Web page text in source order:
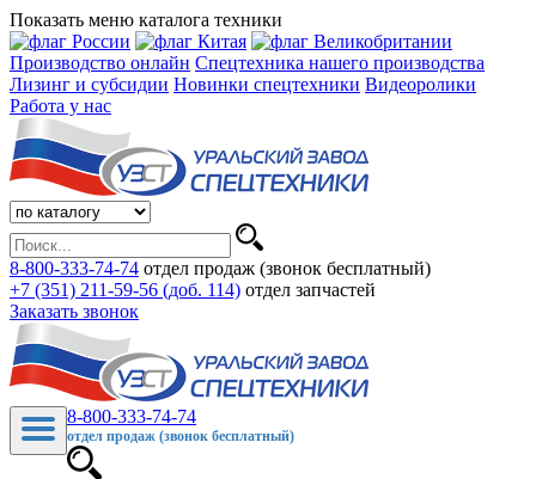
Показать меню каталога техники
Производство онлайн Спецтехника нашего производства
Лизинг и субсидии Новинки спецтехники Видеоролики
Работа у нас
8-800-333-74-74 отдел продаж (звонок бесплатный)
+7 (351) 211-59-56 (доб. 114) отдел запчастей
Заказать звонок
8-800-333-74-74
отдел продаж (звонок бесплатный)